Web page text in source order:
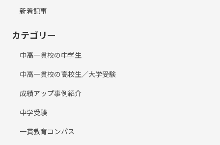
新着記事
カテゴリー
中高一貫校の中学生
中高一貫校の高校生／大学受験
成績アップ事例紹介
中学受験
一貫教育コンパス